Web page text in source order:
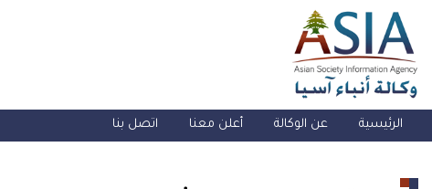
الرئيسية عن الوكالة أعلن معنا اتصل بنا